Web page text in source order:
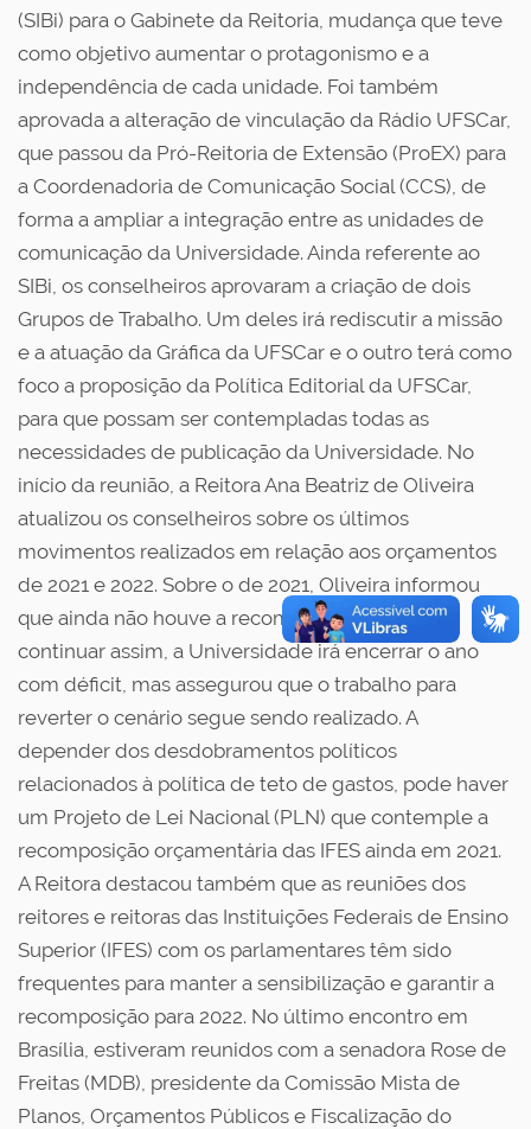
(SIBi) para o Gabinete da Reitoria, mudança que teve
como objetivo aumentar o protagonismo e a
independência de cada unidade. Foi também
aprovada a alteração de vinculação da Rádio UFSCar,
que passou da Pró-Reitoria de Extensão (ProEX) para
a Coordenadoria de Comunicação Social (CCS), de
forma a ampliar a integração entre as unidades de
comunicação da Universidade. Ainda referente ao
SIBi, os conselheiros aprovaram a criação de dois
Grupos de Trabalho. Um deles irá rediscutir a missão
e a atuação da Gráfica da UFSCar e o outro terá como
foco a proposição da Política Editorial da UFSCar,
para que possam ser contempladas todas as
necessidades de publicação da Universidade. No
início da reunião, a Reitora Ana Beatriz de Oliveira
atualizou os conselheiros sobre os últimos
movimentos realizados em relação aos orçamentos
de 2021 e 2022. Sobre o de 2021, Oliveira informou
que ainda não houve a recomposição e que, se
continuar assim, a Universidade irá encerrar o ano
com déficit, mas assegurou que o trabalho para
reverter o cenário segue sendo realizado. A
depender dos desdobramentos políticos
relacionados à política de teto de gastos, pode haver
um Projeto de Lei Nacional (PLN) que contemple a
recomposição orçamentária das IFES ainda em 2021.
A Reitora destacou também que as reuniões dos
reitores e reitoras das Instituições Federais de Ensino
Superior (IFES) com os parlamentares têm sido
frequentes para manter a sensibilização e garantir a
recomposição para 2022. No último encontro em
Brasília, estiveram reunidos com a senadora Rose de
Freitas (MDB), presidente da Comissão Mista de
Planos, Orçamentos Públicos e Fiscalização do